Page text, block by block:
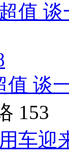
值
值 谈
153
车